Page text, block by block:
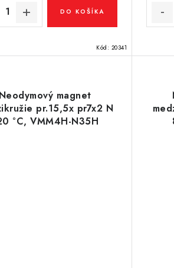
DO KOŠÍKA
Kód: 20341
Neodymový magnet
pr.15,5x pr7x2 N
°C, VMM4H-N35H